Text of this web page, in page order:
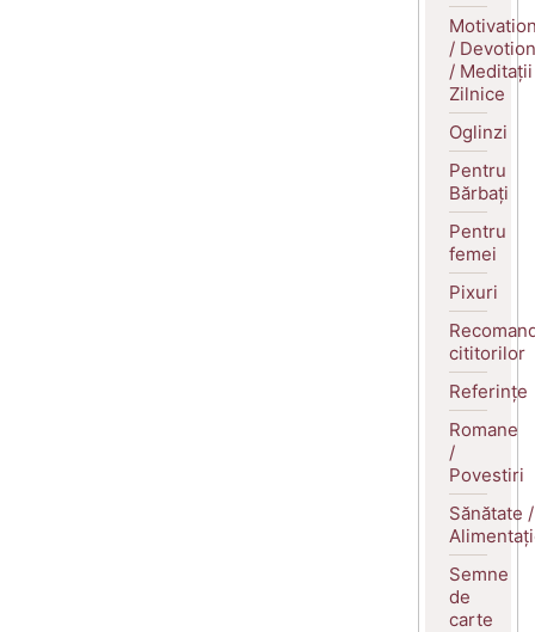
/
/ Meditații
Zilnice
Oglinzi
Pentru
Bărbați
Pentru
femei
Pixuri
cititorilor
Referințe
Romane
/
Povestiri
Sănătate /
Semne
de
carte